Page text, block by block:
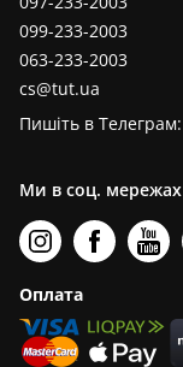
099-233-2003
063-233-2003
cs@tut.ua
Пишіть в Телеграм:
Ми в соц. мережах
Оплата